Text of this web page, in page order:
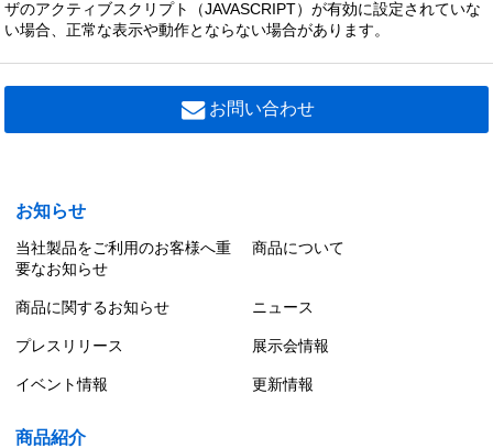
ザのアクティブスクリプト（JAVASCRIPT）が有効に設定されていな
い場合、正常な表示や動作とならない場合があります。
お問い合わせ
お知らせ
当社製品をご利用のお客様へ重
要なお知らせ
商品について
商品に関するお知らせ ニュース
プレスリリース 展示会情報
イベント情報 更新情報
商品紹介